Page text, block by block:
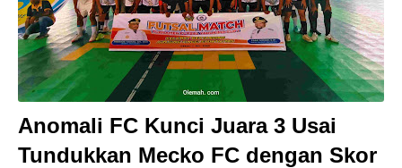
Anomali FC Kunci Juara 3 Usai
Tundukkan Mecko FC dengan Skor